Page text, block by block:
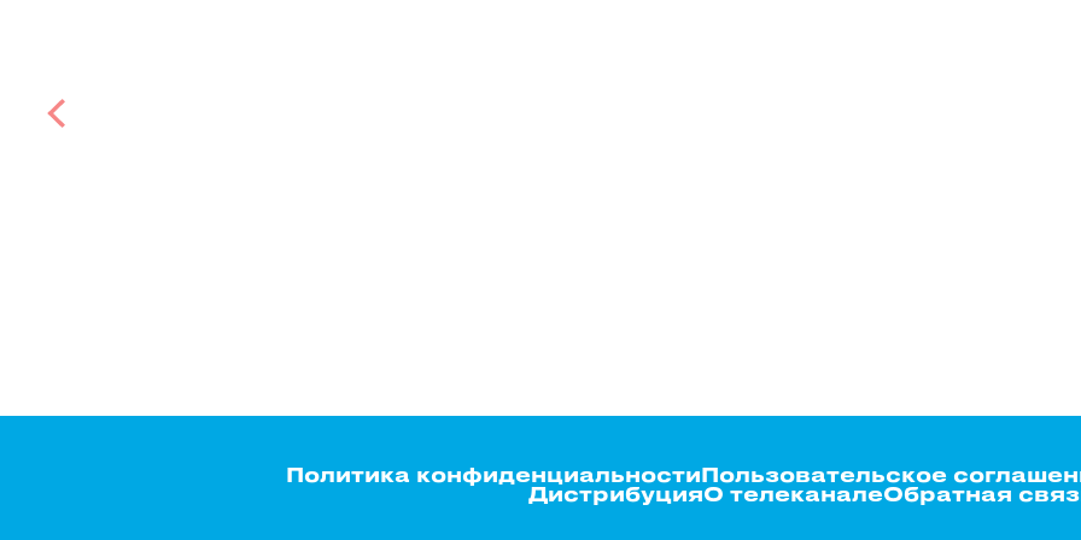
Политика конфиденциальностиПользовательское
ДистрибуцияО телеканалеОбратная